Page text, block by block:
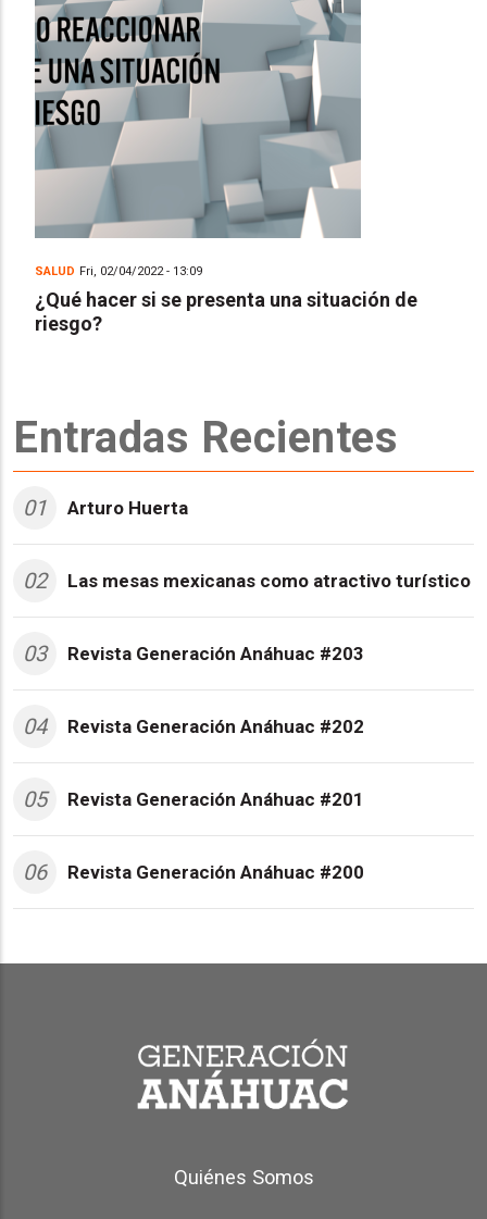
SALUD Fri, 02/04/2022 - 13:09
¿Qué hacer si se presenta una situación de
riesgo?
Entradas Recientes
01 Arturo Huerta
02 Las mesas mexicanas como atractivo turístico
03 Revista Generación Anáhuac #203
04 Revista Generación Anáhuac #202
05 Revista Generación Anáhuac #201
06 Revista Generación Anáhuac #200
Quiénes Somos